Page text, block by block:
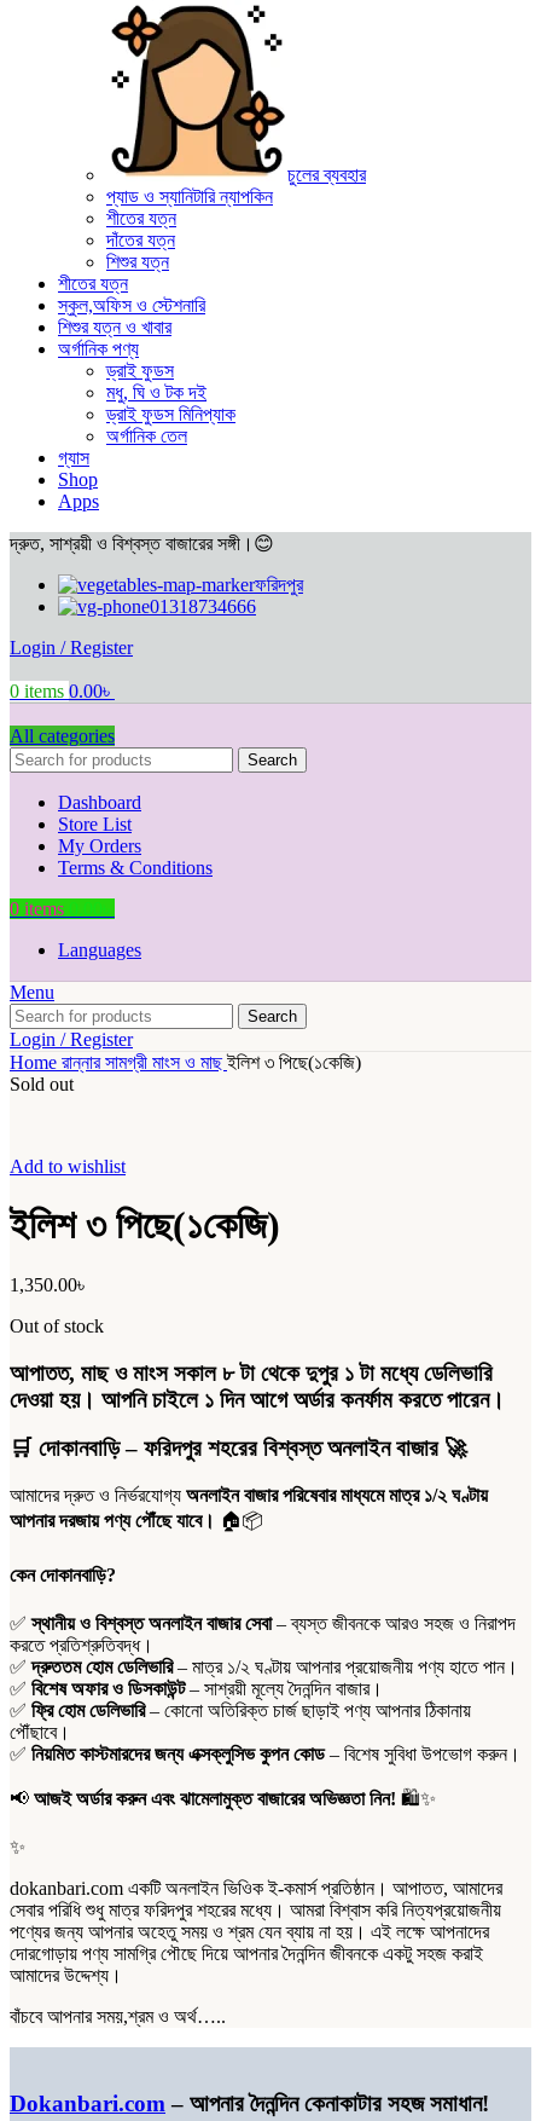
চুলের ব্যবহার
প্যাড ও স্যানিটারি ন্যাপকিন
শীতের যত্ন
দাঁতের যত্ন
শিশুর যত্ন
শীতের যত্ন
স্কুল,অফিস ও স্টেশনারি
শিশুর যত্ন ও খাবার
অর্গানিক পণ্য
ড্রাই ফুডস
মধু, ঘি ও টক দই
ড্রাই ফুডস মিনিপ্যাক
অর্গানিক তেল
গ্যাস
Shop
Apps
দ্রুত, সাশ্রয়ী ও বিশ্বস্ত বাজারের সঙ্গী।😊
ফরিদপুর
01318734666
Login / Register
0 items 0.00৳
All categories
Search
Dashboard
Store List
My Orders
Terms & Conditions
0 items
Languages
Menu
Search
Login / Register
Home রান্নার সামগ্রী মাংস ও মাছইলিশ ৩ পিছে(১কেজি)
Sold out
Add to wishlist
ইলিশ ৩ পিছে(১কেজি)
1,350.00৳
Out of stock
আপাতত, মাছ ও মাংস সকাল ৮ টা থেকে দুপুর ১ টা মধ্যে ডেলিভারি
দেওয়া হয়। আপনি চাইলে ১ দিন আগে অর্ডার কনর্ফাম করতে পারেন।
🛒 দোকানবাড়ি – ফরিদপুর শহরের বিশ্বস্ত অনলাইন বাজার🚀
আমাদের দ্রুত ও নির্ভরযোগ্য অনলাইন বাজার পরিষেবার মাধ্যমে মাত্র ১/২ ঘণ্টায়
আপনার দরজায় পণ্য পৌঁছে যাবে। 🏠📦
কেন দোকানবাড়ি?
✅স্থানীয় ও বিশ্বস্ত অনলাইন বাজার সেবা– ব্যস্ত জীবনকে আরও সহজ ও নিরাপদ
করতে প্রতিশ্রুতিবদ্ধ।
✅দ্রুততম হোম ডেলিভারি– মাত্র ১/২ ঘণ্টায় আপনার প্রয়োজনীয় পণ্য হাতে পান।
✅ বিশেষ অফার ও ডিসকাউন্ট– সাশ্রয়ী মূল্যে দৈনন্দিন বাজার।
✅ ফ্রি হোম ডেলিভারি– কোনো অতিরিক্ত চার্জ ছাড়াই পণ্য আপনার ঠিকানায়
পৌঁছাবে।
✅ নিয়মিত কাস্টমারদের জন্য এক্সক্লুসিভ কুপন কোড– বিশেষ সুবিধা উপভোগ করুন।
📢 আজই অর্ডার করুন এবং ঝামেলামুক্ত বাজারের অভিজ্ঞতা নিন! 🛍️✨
✨
dokanbari.com একটি অনলাইন ভিওিক ই-কমার্স প্রতিষ্ঠান। আপাতত, আমাদের
সেবার পরিধি শুধু মাত্র ফরিদপুর শহরের মধ্যে। আমরা বিশ্বাস করি নিত্যপ্রয়োজনীয়
পণ্যের জন্য আপনার অহেতু সময় ও শ্রম যেন ব্যায় না হয়। এই লক্ষে আপনাদের
দোরগোড়ায় পণ্য সামগ্রি পৌছে দিয়ে আপনার দৈনন্দিন জীবনকে একটু সহজ করাই
আমাদের উদ্দেশ্য।
বাঁচবে আপনার সময়,শ্রম ও অর্থ…..
Dokanbari.com– আপনার দৈনন্দিন কেনাকাটার সহজ সমাধান!